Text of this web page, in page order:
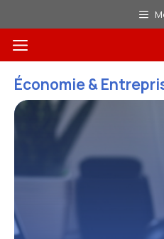
au
contenuMenu
Économie &